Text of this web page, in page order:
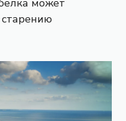
может
старению